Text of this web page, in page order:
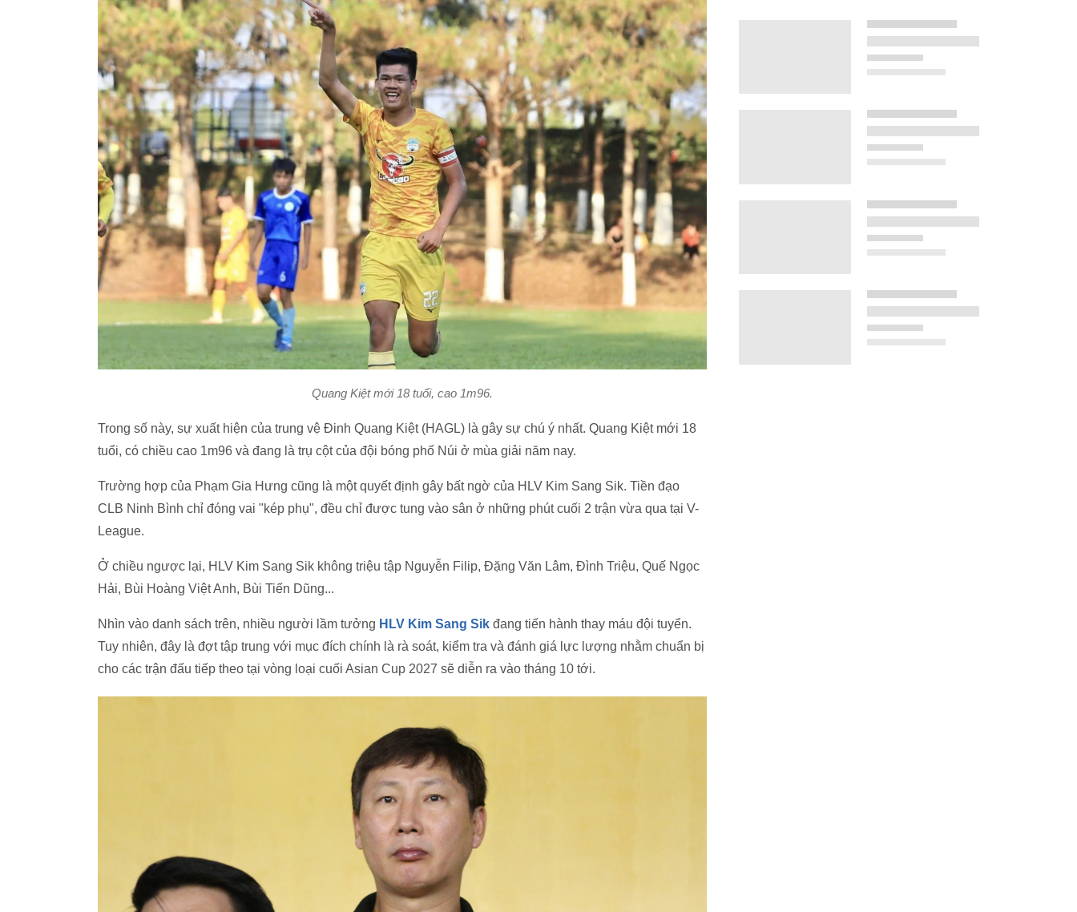
Quang Kiệt mới 18 tuổi, cao 1m96.
Trong số này, sự xuất hiện của trung vệ Đinh Quang Kiệt (HAGL) là gây sự chú ý nhất. Quang Kiệt mới 18
tuổi, có chiều cao 1m96 và đang là trụ cột của đội bóng phố Núi ở mùa giải năm nay.
Trường hợp của Phạm Gia Hưng cũng là một quyết định gây bất ngờ của HLV Kim Sang Sik. Tiền đạo
CLB Ninh Bình chỉ đóng vai "kép phụ", đều chỉ được tung vào sân ở những phút cuối 2 trận vừa qua tại V-
League.
Ở chiều ngược lại, HLV Kim Sang Sik không triệu tập Nguyễn Filip, Đặng Văn Lâm, Đình Triệu, Quế Ngọc
Hải, Bùi Hoàng Việt Anh, Bùi Tiến Dũng...
Nhìn vào danh sách trên, nhiều người lầm tưởng HLV Kim Sang Sik đang tiến hành thay máu đội tuyển.
Tuy nhiên, đây là đợt tập trung với mục đích chính là rà soát, kiểm tra và đánh giá lực lượng nhằm chuẩn bị
cho các trận đấu tiếp theo tại vòng loại cuối Asian Cup 2027 sẽ diễn ra vào tháng 10 tới.